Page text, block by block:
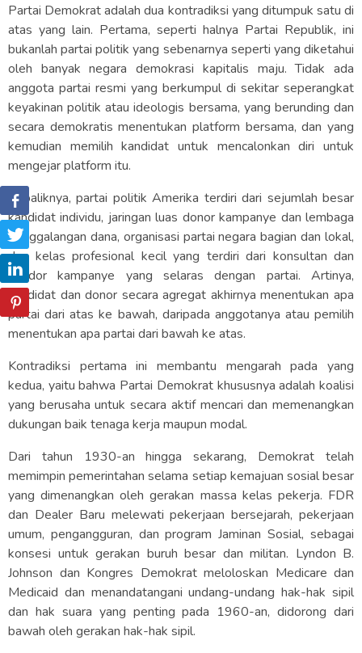
Partai Demokrat adalah dua kontradiksi yang ditumpuk satu di
atas yang lain. Pertama, seperti halnya Partai Republik, ini
bukanlah partai politik yang sebenarnya seperti yang diketahui
oleh banyak negara demokrasi kapitalis maju. Tidak ada
anggota partai resmi yang berkumpul di sekitar seperangkat
keyakinan politik atau ideologis bersama, yang berunding dan
secara demokratis menentukan platform bersama, dan yang
kemudian memilih kandidat untuk mencalonkan diri untuk
mengejar platform itu.
Sebaliknya, partai politik Amerika terdiri dari sejumlah besar
kandidat individu, jaringan luas donor kampanye dan lembaga
penggalangan dana, organisasi partai negara bagian dan lokal,
dan kelas profesional kecil yang terdiri dari konsultan dan
vendor kampanye yang selaras dengan partai. Artinya,
kandidat dan donor secara agregat akhirnya menentukan apa
partai dari atas ke bawah, daripada anggotanya atau pemilih
menentukan apa partai dari bawah ke atas.
Kontradiksi pertama ini membantu mengarah pada yang
kedua, yaitu bahwa Partai Demokrat khususnya adalah koalisi
yang berusaha untuk secara aktif mencari dan memenangkan
dukungan baik tenaga kerja maupun modal.
Dari tahun 1930-an hingga sekarang, Demokrat telah
memimpin pemerintahan selama setiap kemajuan sosial besar
yang dimenangkan oleh gerakan massa kelas pekerja. FDR
dan Dealer Baru melewati pekerjaan bersejarah, pekerjaan
umum, pengangguran, dan program Jaminan Sosial, sebagai
konsesi untuk gerakan buruh besar dan militan. Lyndon B.
Johnson dan Kongres Demokrat meloloskan Medicare dan
Medicaid dan menandatangani undang-undang hak-hak sipil
dan hak suara yang penting pada 1960-an, didorong dari
bawah oleh gerakan hak-hak sipil.